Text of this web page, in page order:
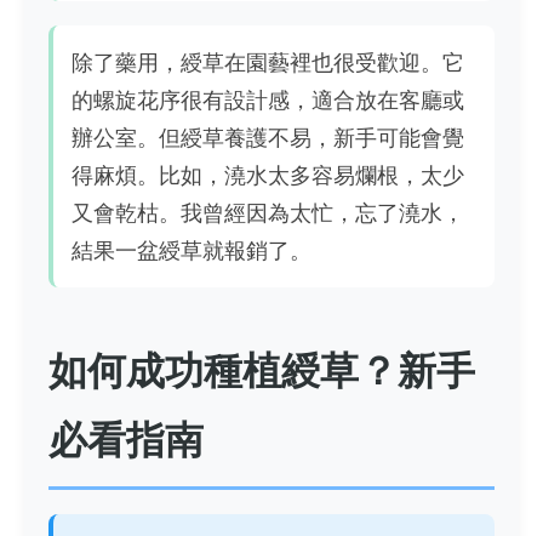
除了藥用，綬草在園藝裡也很受歡迎。它
的螺旋花序很有設計感，適合放在客廳或
辦公室。但綬草養護不易，新手可能會覺
得麻煩。比如，澆水太多容易爛根，太少
又會乾枯。我曾經因為太忙，忘了澆水，
結果一盆綬草就報銷了。
如何成功種植綬草？新手
必看指南